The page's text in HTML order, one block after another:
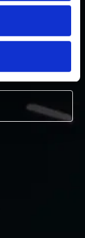
ja
tietojeni käytön.*